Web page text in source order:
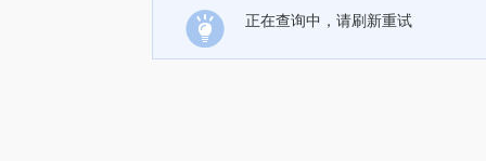
正在查询中，请刷新重试